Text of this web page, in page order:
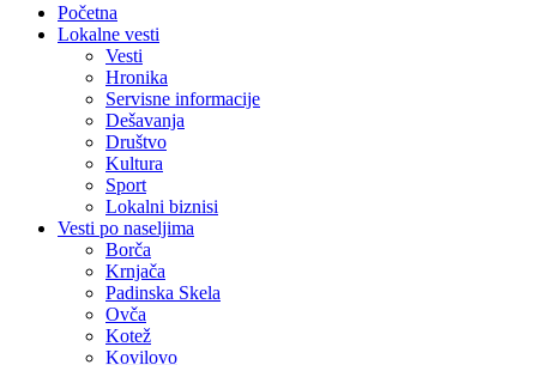
Početna
Lokalne vesti
Vesti
Hronika
Servisne informacije
Dešavanja
Društvo
Kultura
Sport
Lokalni biznisi
Vesti po naseljima
Borča
Krnjača
Padinska Skela
Ovča
Kotež
Kovilovo